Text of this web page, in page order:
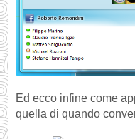
Ed ecco infine come
quella di quando